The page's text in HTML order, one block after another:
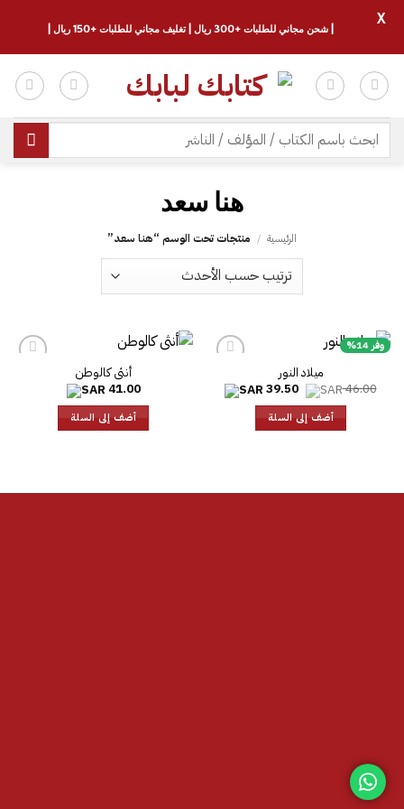
للمحتوى
البحث
عن:
الرئيسية / منتجات تحت الوسم “‎هنا سعد”
وفر 14%
ميلاد النور
46.00
السعر
هو:
46.00.
39.50 السعر
الحالي
أضف إلى السلة
أنثى كالوطن
41.00
أضف إلى السلة
| شحن مجاني للطلبات +300 ريال | تغليف مجاني للطلبات +150 ريال |
X